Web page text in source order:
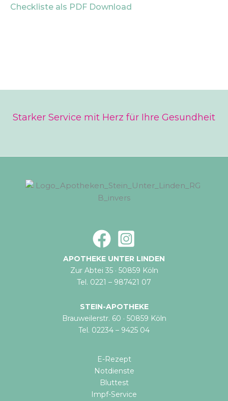
Checkliste als PDF Download
Starker Service mit Herz für Ihre Gesundheit
APOTHEKE UNTER LINDEN
Zur Abtei 35 · 50859 Köln
Tel. 0221 – 987421 07
STEIN-APOTHEKE
Brauweilerstr. 60 · 50859 Köln
Tel. 02234 – 9425 04
E-Rezept
Notdienste
Bluttest
Impf-Service